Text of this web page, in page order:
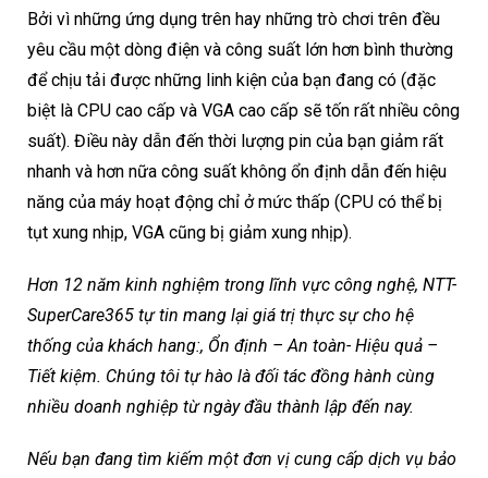
Bởi vì những ứng dụng trên hay những trò chơi trên đều
yêu cầu một dòng điện và công suất lớn hơn bình thường
để chịu tải được những linh kiện của bạn đang có (đặc
biệt là CPU cao cấp và VGA cao cấp sẽ tốn rất nhiều công
suất). Điều này dẫn đến thời lượng pin của bạn giảm rất
nhanh và hơn nữa công suất không ổn định dẫn đến hiệu
năng của máy hoạt động chỉ ở mức thấp (CPU có thể bị
tụt xung nhịp, VGA cũng bị giảm xung nhịp).
Hơn 12 năm kinh nghiệm trong lĩnh vực công nghệ, NTT-
SuperCare365 tự tin mang lại giá trị thực sự cho hệ
thống của khách hang:, Ổn định – An toàn- Hiệu quả –
Tiết kiệm. Chúng tôi tự hào là đối tác đồng hành cùng
nhiều doanh nghiệp từ ngày đầu thành lập đến nay.
Nếu bạn đang tìm kiếm một đơn vị cung cấp dịch vụ bảo